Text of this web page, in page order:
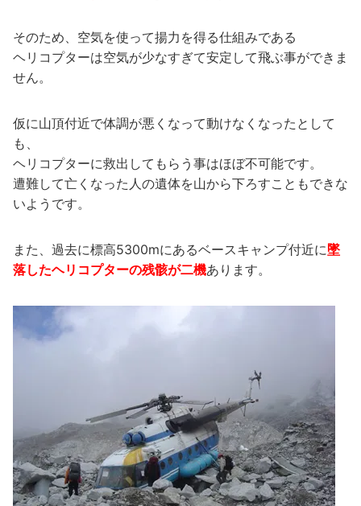
そのため、空気を使って揚力を得る仕組みである
ヘリコプターは空気が少なすぎて安定して飛ぶ事ができま
せん。
仮に山頂付近で体調が悪くなって動けなくなったとして
も、
ヘリコプターに救出してもらう事はほぼ不可能です。
遭難して亡くなった人の遺体を山から下ろすこともできな
いようです。
また、過去に標高5300mにあるベースキャンプ付近に墜
落したヘリコプターの残骸が二機あります。